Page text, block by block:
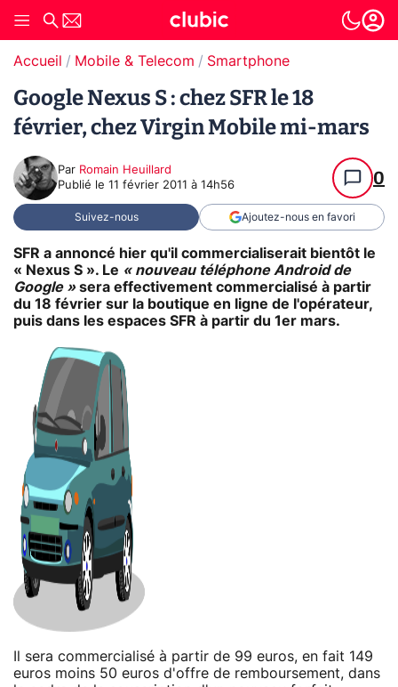
Accueil Mobile & Telecom Smartphone
Google Nexus S : chez SFR le 18
février, chez Virgin Mobile mi-mars
Par Romain Heuillard
Publié le 11 février 2011 à 14h56 0
Suivez-nous Ajoutez-nous en favori
SFR a annoncé hier qu'il commercialiserait bientôt le
« Nexus S ». Le « nouveau téléphone Android de
Google »sera effectivement commercialisé à partir
du 18 février sur la boutique en ligne de l'opérateur,
puis dans les espaces SFR à partir du 1er mars.
Il sera commercialisé à partir de 99 euros, en fait 149
euros moins 50 euros d'offre de remboursement, dans